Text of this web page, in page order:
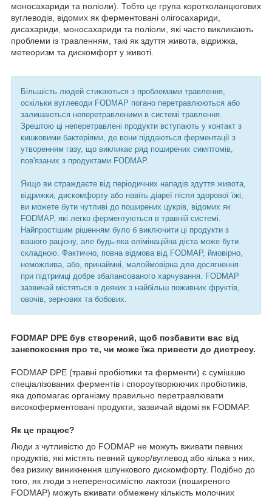
моносахариди та поліоли). Тобто це група коротколанцюгових
вуглеводів, відомих як ферментовані олігосахариди,
дисахариди, моносахариди та поліоли, які часто викликають
проблеми із травленням, такі як здуття живота, відрижка,
метеоризм та дискомфорт у животі.
Більшість людей стикаються з проблемами травлення,
оскільки вуглеводи FODMAP погано перетравлюються або
залишаються неперетравленими в системі травлення.
Зрештою ці неперетравлені продукти вступають у контакт з
кишковими бактеріями, де вони піддаються ферментації з
утворенням газу, що викликає ряд поширених симптомів,
пов'язаних з продуктами FODMAP.
Якщо ви страждаєте від періодичних нападів здуття живота,
відрижки, дискомфорту або навіть діареї після здорової їжі,
ви можете бути чутливі до поширених цукрів, відомих як
FODMAP, які легко ферментуються в травній системі.
Найпростішим рішенням було б виключити ці продукти з
вашого раціону, але будь-яка елімінаційна дієта може бути
складною. Фактично, повна відмова від FODMAP, ймовірно,
неможлива, або, принаймні, малоймовірна для досягнення
при підтримці добре збалансованого харчування. FODMAP
зазвичай містяться в деяких з найбільш поживних фруктів,
овочів, зернових та бобових.
FODMAP DPE був створений, щоб позбавити вас від
занепокоєння про те, чи може їжа привести до дистресу.
FODMAP DPE (травні пробіотики та ферменти) є сумішшю
спеціалізованих ферментів і спороутворюючих пробіотиків,
яка допомагає організму правильно перетравлювати
високоферментовані продукти, зазвичай відомі як FODMAP.
Як це працює?
Люди з чутливістю до FODMAP не можуть вживати певних
продуктів, які містять певний цукор/вуглевод або кілька з них,
без ризику виникнення шлункового дискомфорту. Подібно до
того, як люди з непереносимістю лактози (поширеного
FODMAP) можуть вживати обмежену кількість молочних